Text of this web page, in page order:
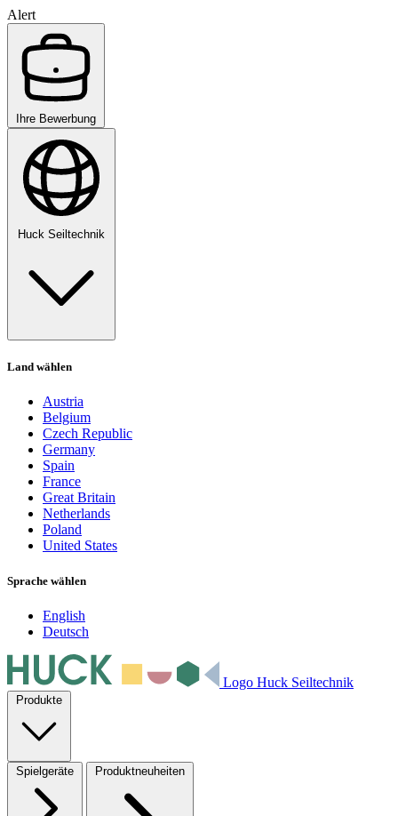
Alert
Ihre Bewerbung
Huck Seiltechnik
Land wählen
Austria
Belgium
Czech Republic
Germany
Spain
France
Great Britain
Netherlands
Poland
United States
Sprache wählen
English
Deutsch
Logo Huck Seiltechnik
Produkte
Spielgeräte Produktneuheiten